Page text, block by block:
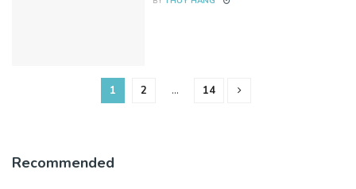
1 2 … 14
Recommended